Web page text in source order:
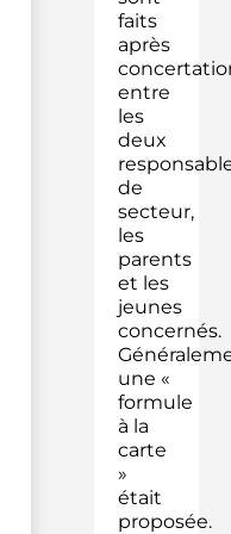
faits
après
entre
les
deux
de
secteur,
les
parents
et les
jeunes
concernés.
une «
formule
à la
carte
»
était
proposée.